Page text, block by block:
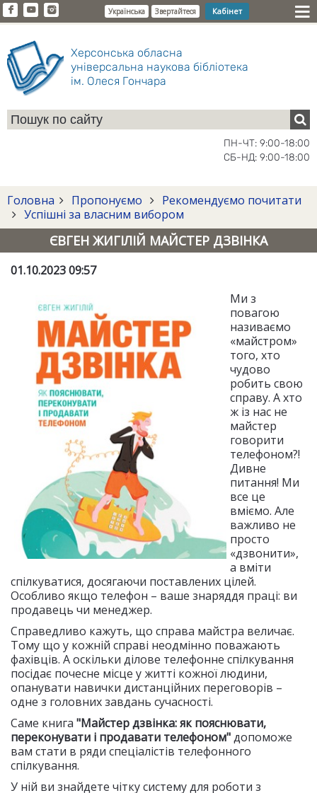
Українська Звертайтеся Кабінет
Херсонська обласна
універсальна наукова бібліотека
ім. Олеся Гончара
ПН-ЧТ: 9:00-18:00
СБ-НД: 9:00-18:00
Головна Пропонуємо
Рекомендуємо почитати
Успішні за власним вибором
ЄВГЕН ЖИГІЛІЙ МАЙСТЕР ДЗВІНКА
01.10.2023 09:57
Ми з
повагою
називаємо
«майстром»
того, хто
чудово
робить свою
справу. А хто
ж із нас не
майстер
говорити
телефоном?!
Дивне
питання! Ми
все це
вміємо. Але
важливо не
просто
«дзвонити»,
а вміти
спілкуватися, досягаючи поставлених цілей.
Особливо якщо телефон – ваше знаряддя праці: ви
продавець чи менеджер.
Справедливо кажуть, що справа майстра величає.
Тому що у кожній справі неодмінно поважають
фахівців. А оскільки ділове телефонне спілкування
посідає почесне місце у житті кожної людини,
опанувати навички дистанційних переговорів –
одне з головних завдань сучасності.
Саме книга "Майстер дзвінка: як пояснювати,
переконувати і продавати телефоном"допоможе
вам стати в ряди спеціалістів телефонного
спілкування.
У ній ви знайдете чітку систему для роботи з